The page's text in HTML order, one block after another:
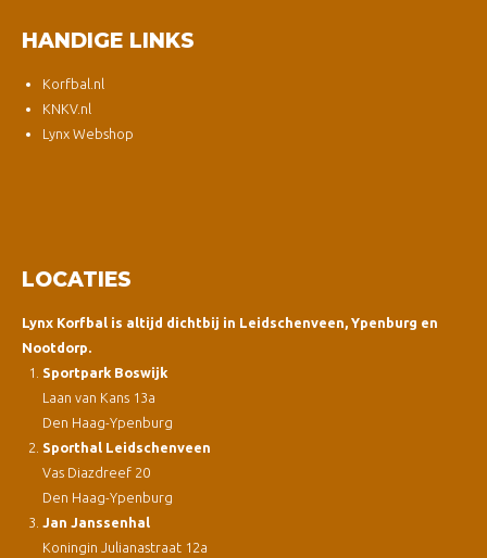
HANDIGE LINKS
Korfbal.nl
KNKV.nl
Lynx Webshop
LOCATIES
Lynx Korfbal is altijd dichtbij in Leidschenveen, Ypenburg en
Nootdorp.
Sportpark Boswijk
Laan van Kans 13a
Den Haag-Ypenburg
Sporthal Leidschenveen
Vas Diazdreef 20
Den Haag-Ypenburg
Jan Janssenhal
Koningin Julianastraat 12a